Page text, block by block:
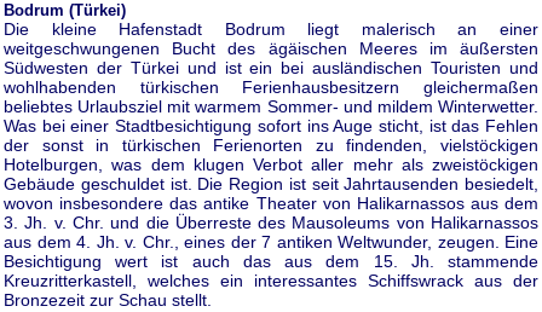
Bodrum (Türkei)
Die kleine Hafenstadt Bodrum liegt malerisch an einer
weitgeschwungenen Bucht des ägäischen Meeres im äußersten
Südwesten der Türkei und ist ein bei ausländischen Touristen und
wohlhabenden türkischen Ferienhausbesitzern gleichermaßen
beliebtes Urlaubsziel mit warmem Sommer- und mildem Winterwetter.
Was bei einer Stadtbesichtigung sofort ins Auge sticht, ist das Fehlen
der sonst in türkischen Ferienorten zu findenden, vielstöckigen
Hotelburgen, was dem klugen Verbot aller mehr als zweistöckigen
Gebäude geschuldet ist. Die Region ist seit Jahrtausenden besiedelt,
wovon insbesondere das antike Theater von Halikarnassos aus dem
3. Jh. v. Chr. und die Überreste des Mausoleums von Halikarnassos
aus dem 4. Jh. v. Chr., eines der 7 antiken Weltwunder, zeugen. Eine
Besichtigung wert ist auch das aus dem 15. Jh. stammende
Kreuzritterkastell, welches ein interessantes Schiffswrack aus der
Bronzezeit zur Schau stellt.